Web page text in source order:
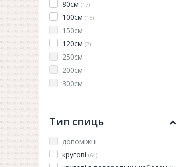
80см (17)
100см (15)
150см
120см (2)
250см
200см
300см
Тип спиць
допоміжні
кругові (64)